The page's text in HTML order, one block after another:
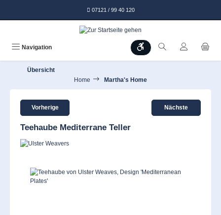
07121 / 99 40 120
Navigation Werkzeugleiste anzeigen
Übersicht
Home
Martha's Home
Vorherige Nächste
Teehaube Mediterrane Teller
Bildergalerie überspringen